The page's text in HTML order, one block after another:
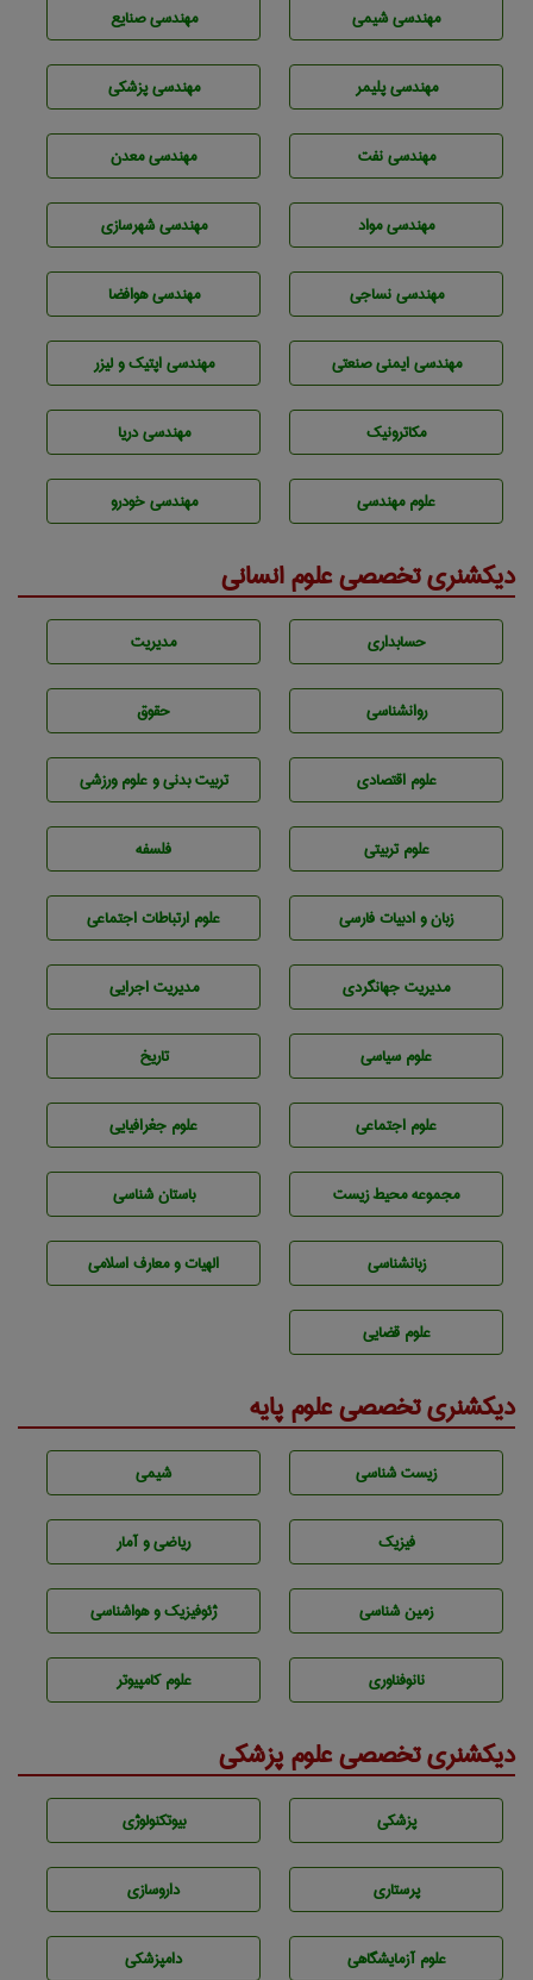
مهندسي شيمی مهندسی صنايع
مهندسی پليمر مهندسی پزشکی
مهندسی نفت مهندسی معدن
مهندسی مواد مهندسی شهرسازی
مهندسي نساجی مهندسی هوافضا
مهندسی ایمنی صنعتی مهندسی اپتیک و لیزر
مکاترونیک مهندسی دریا
علوم مهندسی مهندسی خودرو
دیکشنری تخصصی علوم انسانی
حسابداری مديريت
روانشناسی حقوق
علوم اقتصادی تربيت بدنی و علوم ورزشی
علوم تربيتی فلسفه
زبان و ادبيات فارسی علوم ارتباطات اجتماعی
مديريت جهانگردی مديريت اجرايی
علوم سياسی تاريخ
علوم اجتماعی علوم جغرافيايی
مجموعه محيط زيست باستان شناسی
زبانشناسی الهیات و معارف اسلامی
علوم قضایی
دیکشنری تخصصی علوم پایه
زيست شناسی شيمی
فیزیک ریاضی و آمار
زمين شناسی ژئوفيزيك و هواشناسی
نانوفناوری علوم کامپیوتر
دیکشنری تخصصی علوم پزشکی
پزشكی بيوتكنولوژی
پرستاری داروسازی
علوم آزمايشگاهی دامپزشكی